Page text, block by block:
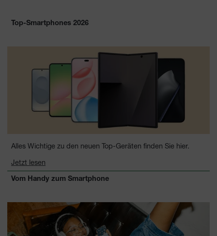
Top-Smartphones 2026
Alles Wichtige zu den neuen Top-Geräten finden Sie hier.
Jetzt lesen
Vom Handy zum Smartphone